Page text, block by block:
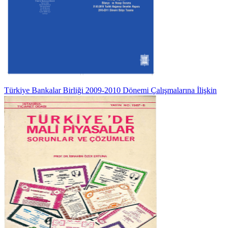
Türkiye Bankalar Birliği 2009-2010 Dönemi Çalışmalarına İlişkin